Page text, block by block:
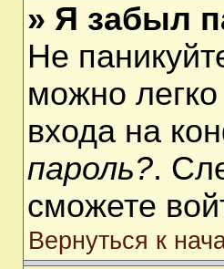
» Я забыл
Не
можно
входа на
пароль?.
сможете
Вернуться к